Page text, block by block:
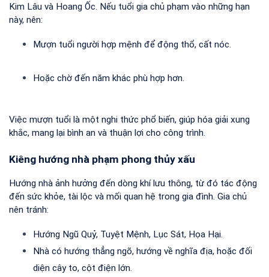
Kim Lâu và Hoang Ốc. Nếu tuổi gia chủ phạm vào những hạn
này, nên:
Mượn tuổi người hợp mệnh để động thổ, cất nóc.
Hoặc chờ đến năm khác phù hợp hơn.
Việc mượn tuổi là một nghi thức phổ biến, giúp hóa giải xung
khắc, mang lại bình an và thuận lợi cho công trình.
Kiêng hướng nhà phạm phong thủy xấu
Hướng nhà ảnh hưởng đến dòng khí lưu thông, từ đó tác động
đến sức khỏe, tài lộc và mối quan hệ trong gia đình. Gia chủ
nên tránh:
Hướng Ngũ Quỷ, Tuyệt Mệnh, Lục Sát, Họa Hại.
Nhà có hướng thẳng ngõ, hướng về nghĩa địa, hoặc đối
diện cây to, cột điện lớn.